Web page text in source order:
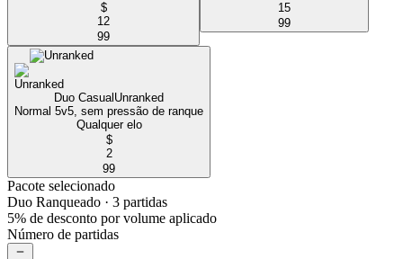
$
12
99
15
99
Duo Casual Unranked
Normal 5v5, sem pressão de ranque
Qualquer elo
$
2
99
Pacote selecionado
Duo Ranqueado · 3 partidas
5% de desconto por volume aplicado
Número de partidas